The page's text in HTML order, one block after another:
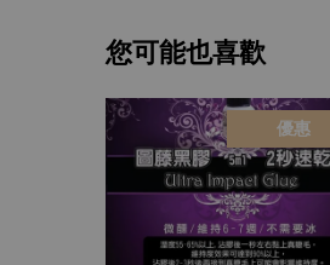
您可能也喜歡
優惠